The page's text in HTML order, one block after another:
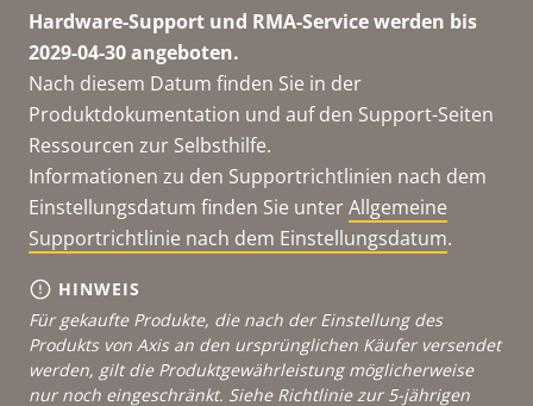
Hardware-Support und RMA-Service werden bis
2029-04-30 angeboten.
Nach diesem Datum finden Sie in der
Produktdokumentation und auf den Support-Seiten
Ressourcen zur Selbsthilfe.
Informationen zu den Supportrichtlinien nach dem
Einstellungsdatum finden Sie unterAllgemeine
Supportrichtlinie nach dem Einstellungsdatum.
HINWEIS
Für gekaufte Produkte, die nach der Einstellung des
Produkts von Axis an den ursprünglichen Käufer versendet
werden, gilt die Produktgewährleistung möglicherweise
nur noch eingeschränkt. Siehe Richtlinie zur 5-jährigen